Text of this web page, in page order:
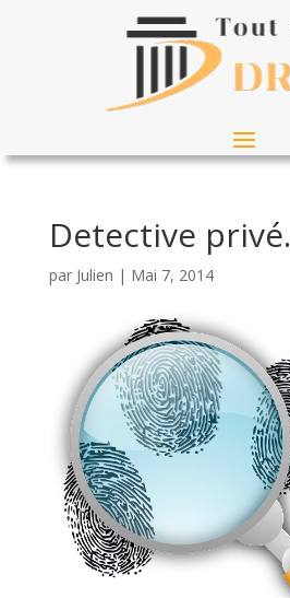
Detective privé.
par Julien | Mai 7, 2014